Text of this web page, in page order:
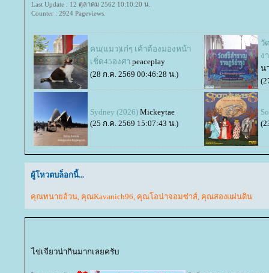
Last Update : 12 ตุลาคม 2562 10:10:20 น.
Counter : 2924 Pageviews.
คน(แมว)เก๋ๆ เค้าต้องมองหน้า
เชิ่ด45องศา peaceplay
(28 ก.ค. 2569 00:46:28 น.)
วั
ง
น
Sydney (2026) Mickeytae
(25 ก.ค. 2569 15:07:43 น.)
ผู้โหวตบล็อกนี้...
คุณทนายอ้วน, คุณKavanich96, คุณโอน่าจอมซ่าส์, คุณสองแผ่นดิน
ไข่เจียวน่ากินมากเลยครับ